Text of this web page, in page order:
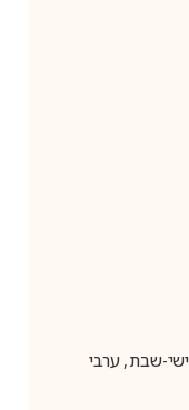
21:00 כולל תיאום טלפוני. לא כולל שישי-שבת, ערבי